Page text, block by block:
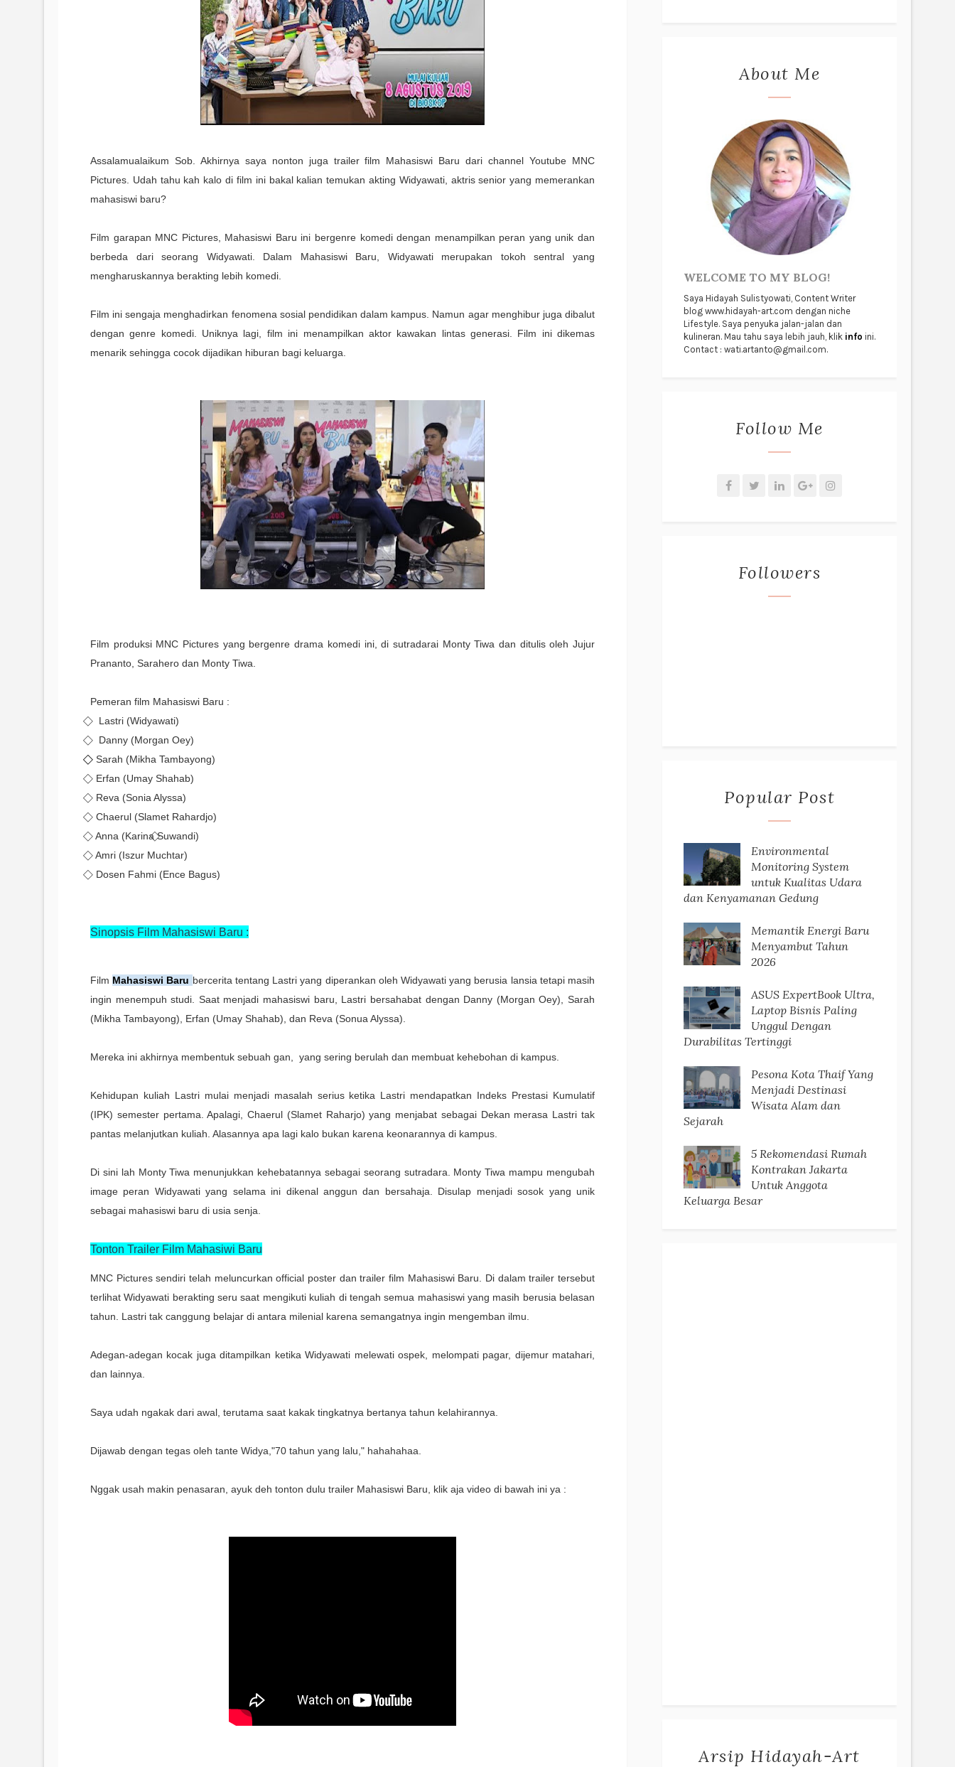
Assalamualaikum Sob. Akhirnya saya nonton juga trailer film Mahasiswi Baru dari channel Youtube MNC
Pictures. Udah tahu kah kalo di film ini bakal kalian temukan akting Widyawati, aktris senior yang memerankan
mahasiswi baru?
Film garapan MNC Pictures, Mahasiswi Baru ini bergenre komedi dengan menampilkan peran yang unik dan
berbeda dari seorang Widyawati. Dalam Mahasiswi Baru, Widyawati merupakan tokoh sentral yang
mengharuskannya berakting lebih komedi.
Film ini sengaja menghadirkan fenomena sosial pendidikan dalam kampus. Namun agar menghibur juga dibalut
dengan genre komedi. Uniknya lagi, film ini menampilkan aktor kawakan lintas generasi. Film ini dikemas
menarik sehingga cocok dijadikan hiburan bagi keluarga.
Film produksi MNC Pictures yang bergenre drama komedi ini, di sutradarai Monty Tiwa dan ditulis oleh Jujur
Prananto, Sarahero dan Monty Tiwa.
Pemeran film Mahasiswi Baru :
⃟ Lastri (Widyawati)
⃟ Danny (Morgan Oey)
⃟⃟ Sarah (Mikha Tambayong)
⃟ Erfan (Umay Shahab)
⃟ Reva (Sonia Alyssa)
⃟ Chaerul (Slamet Rahardjo)
⃟ Anna (Karina ⃟Suwandi)
⃟ Amri (Iszur Muchtar)
⃟ Dosen Fahmi (Ence Bagus)
Sinopsis Film Mahasiswi Baru :
Film Mahasiswi Baru bercerita tentang Lastri yang diperankan oleh Widyawati yang berusia lansia tetapi masih
ingin menempuh studi. Saat menjadi mahasiswi baru, Lastri bersahabat dengan Danny (Morgan Oey), Sarah
(Mikha Tambayong), Erfan (Umay Shahab), dan Reva (Sonua Alyssa).
Mereka ini akhirnya membentuk sebuah gan, yang sering berulah dan membuat kehebohan di kampus.
Kehidupan kuliah Lastri mulai menjadi masalah serius ketika Lastri mendapatkan Indeks Prestasi Kumulatif
(IPK) semester pertama. Apalagi, Chaerul (Slamet Raharjo) yang menjabat sebagai Dekan merasa Lastri tak
pantas melanjutkan kuliah. Alasannya apa lagi kalo bukan karena keonarannya di kampus.
Di sini lah Monty Tiwa menunjukkan kehebatannya sebagai seorang sutradara. Monty Tiwa mampu mengubah
image peran Widyawati yang selama ini dikenal anggun dan bersahaja. Disulap menjadi sosok yang unik
sebagai mahasiswi baru di usia senja.
Tonton Trailer Film Mahasiwi Baru
MNC Pictures sendiri telah meluncurkan official poster dan trailer film Mahasiswi Baru. Di dalam trailer tersebut
terlihat Widyawati berakting seru saat mengikuti kuliah di tengah semua mahasiswi yang masih berusia belasan
tahun. Lastri tak canggung belajar di antara milenial karena semangatnya ingin mengemban ilmu.
Adegan-adegan kocak juga ditampilkan ketika Widyawati melewati ospek, melompati pagar, dijemur matahari,
dan lainnya.
Saya udah ngakak dari awal, terutama saat kakak tingkatnya bertanya tahun kelahirannya.
Dijawab dengan tegas oleh tante Widya,"70 tahun yang lalu," hahahahaa.
Nggak usah makin penasaran, ayuk deh tonton dulu trailer Mahasiswi Baru, klik aja video di bawah ini ya :
About Me
WELCOME TO MY BLOG!
Saya Hidayah Sulistyowati, Content Writer
blog www.hidayah-art.com dengan niche
Lifestyle. Saya penyuka jalan-jalan dan
kulineran. Mau tahu saya lebih jauh, klik info ini.
Contact : wati.artanto@gmail.com.
Follow Me
Followers
Popular Post
Environmental
Monitoring System
untuk Kualitas Udara
dan Kenyamanan Gedung
Memantik Energi Baru
Menyambut Tahun
2026
ASUS ExpertBook Ultra,
Laptop Bisnis Paling
Unggul Dengan
Durabilitas Tertinggi
Pesona Kota Thaif Yang
Menjadi Destinasi
Wisata Alam dan
Sejarah
5 Rekomendasi Rumah
Kontrakan Jakarta
Untuk Anggota
Keluarga Besar
Arsip Hidayah-Art